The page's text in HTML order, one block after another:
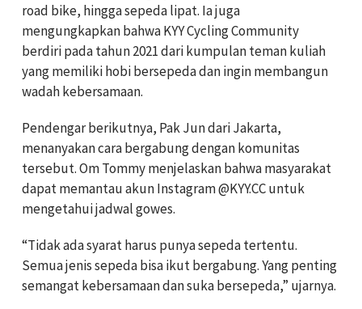
road bike, hingga sepeda lipat. Ia juga
mengungkapkan bahwa KYY Cycling Community
berdiri pada tahun 2021 dari kumpulan teman kuliah
yang memiliki hobi bersepeda dan ingin membangun
wadah kebersamaan.
Pendengar berikutnya, Pak Jun dari Jakarta,
menanyakan cara bergabung dengan komunitas
tersebut. Om Tommy menjelaskan bahwa masyarakat
dapat memantau akun Instagram @KYY.CC untuk
mengetahui jadwal gowes.
“Tidak ada syarat harus punya sepeda tertentu.
Semua jenis sepeda bisa ikut bergabung. Yang penting
semangat kebersamaan dan suka bersepeda,” ujarnya.